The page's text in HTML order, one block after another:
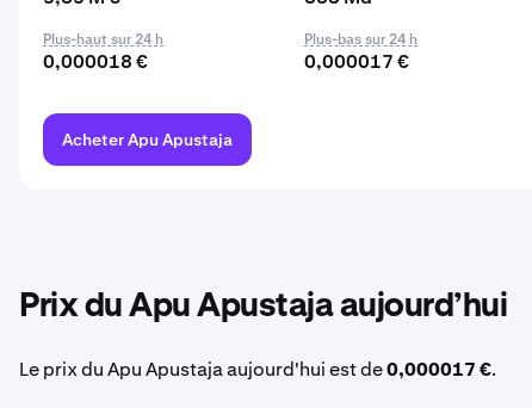
Plus-haut sur 24 h
0,000018 €
Plus-bas sur 24 h
0,000017 €
Acheter Apu Apustaja
Prix du Apu Apustaja aujourd’hui
Le prix du Apu Apustaja aujourd'hui est de0,000017 €.